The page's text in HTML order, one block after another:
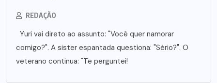
REDAÇÃO
Yuri vai direto ao assunto: "Você quer namorar
comigo?". A sister espantada questiona: "Sério?". O
veterano continua: "Te perguntei!